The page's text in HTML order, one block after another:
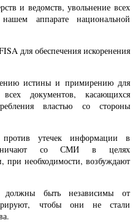
и ведомств, увольнение всех
аппарате национальной
для обеспечения искоренения
истины и примирению для
документов, касающихся
властью со стороны
утечек информации в
со СМИ в целях
при необходимости, возбуждают
должны быть независимы от
чтобы они не стали